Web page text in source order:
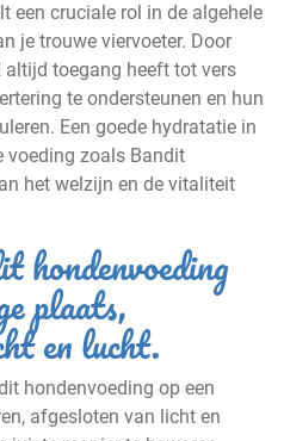
een cruciale rol in de algehele
je trouwe viervoeter. Door
altijd toegang heeft tot vers
te ondersteunen en hun
Een goede hydratatie in
zoals Bandit
het welzijn en de vitaliteit
hondenvoeding
plaats,
en lucht.
hondenvoeding op een
afgesloten van licht en